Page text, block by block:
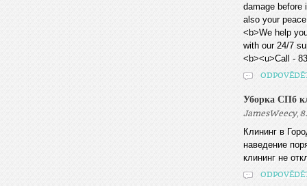
damage before
also your
<b>We help
with our 24/7
<b><u>Call -
Уборка СПб
JamesWeecy,
Клининг в
наведение
клининг не